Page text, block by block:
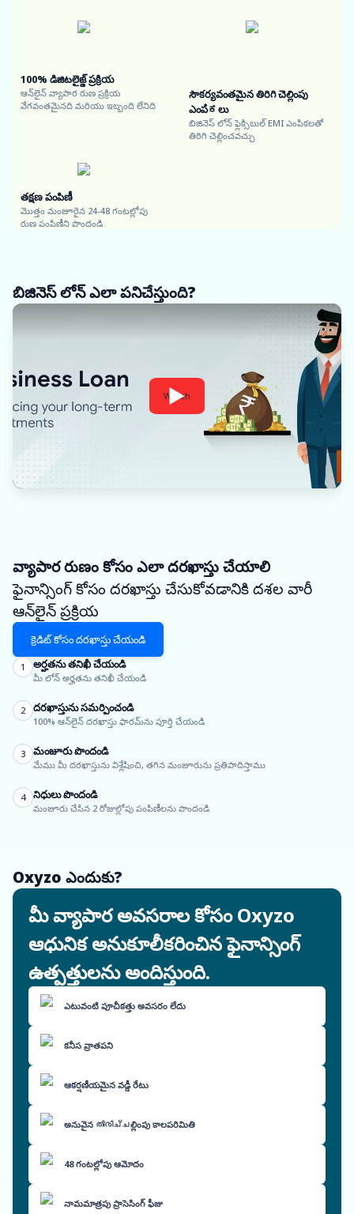
100% డిజిటలైజ్డ్ ప్రక్రియ
ఆన్‌లైన్ వ్యాపార రుణ ప్రక్రియ
వేగవంతమైనది మరియు ఇబ్బంది లేనిది
సౌకర్యవంతమైన తిరిగి చెల్లింపు
ఎంపಿಕలు
బిజినెస్ లోన్ ఫ్లెక్సిబుల్ EMI ఎంపికలతో
తిరిగి చెల్లించవచ్చు
తక్షణ పంపిణీ
మొత్తం మంజూరైన 24-48 గంటల్లోపు
రుణ పంపిణీని పొందండి
బిజినెస్ లోన్ ఎలా పనిచేస్తుంది?
Watch
వ్యాపార రుణం కోసం ఎలా దరఖాస్తు చేయాలి
ఫైనాన్సింగ్ కోసం దరఖాస్తు చేసుకోవడానికి దశల వారీ
ఆన్‌లైన్ ప్రక్రియ
క్రెడిట్ కోసం దరఖాస్తు చేయండి
1 అర్హతను తనిఖీ చేయండి
మీ లోన్ అర్హతను తనిఖీ చేయండి
2 దరఖాస్తును సమర్పించండి
100% ఆన్‌లైన్ దరఖాస్తు ఫారమ్‌ను పూర్తి చేయండి
3 మంజూరు పొందండి
మేము మీ దరఖాస్తును విశ్లేషించి, తగిన మంజూరును ప్రతిపాదిస్తాము
4 నిధులు పొందండి
మంజూరు చేసిన 2 రోజుల్లోపు పంపిణీలను పొందండి
Oxyzo ఎందుకు?
మీ వ్యాపార అవసరాల కోసం Oxyzo
ఆధునిక అనుకూలీకరించిన ఫైనాన్సింగ్
ఉత్పత్తులను అందిస్తుంది.
ఎటువంటి పూచీకత్తు అవసరం లేదు
కనీస వ్రాతపని
ఆకర్షణీయమైన వడ్డీ రేటు
అనువైన തിരിച്ചల్లింపు కాలపరిమితి
48 గంటల్లోపు ఆమోదం
నామమాత్రపు ప్రాసెసింగ్ ఫీజు